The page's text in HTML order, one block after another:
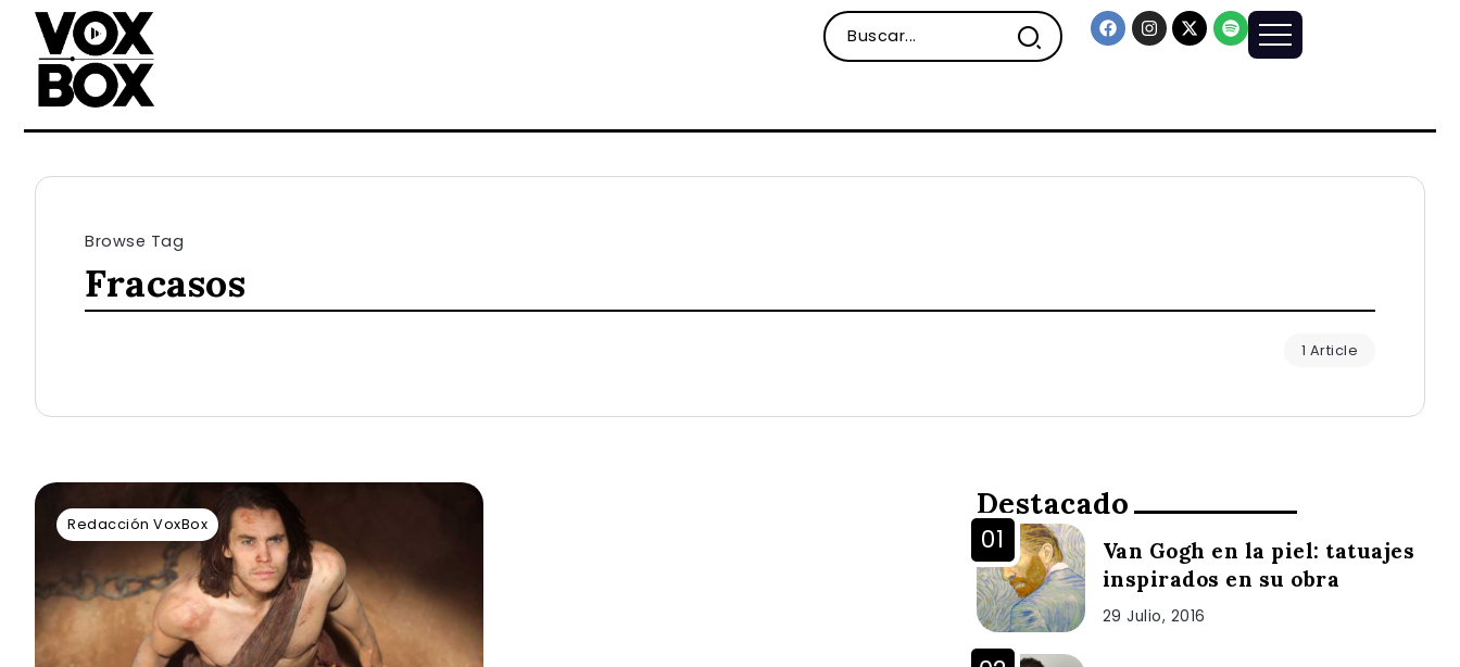
Browse Tag
Fracasos
1 Article
Redacción VoxBox
Destacado
Van Gogh en la piel: tatuajes
inspirados en su obra
29 Julio, 2016